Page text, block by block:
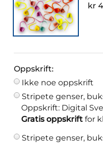
kr
Oppskrift:
Ikke noe oppskrift
Stripete genser,
Oppskrift: Digital
Gratis oppskrift for
Stripete genser,